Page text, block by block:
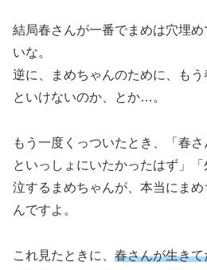
結局春さんが一番でまめは穴埋
いな。
逆に、まめちゃんのために、も
といけないのか、とか…。
もう一度くっついたとき、「春
といっしょにいたかったはず」
泣するまめちゃんが、本当にま
んですよ。
これ見たときに、 春さんが生き